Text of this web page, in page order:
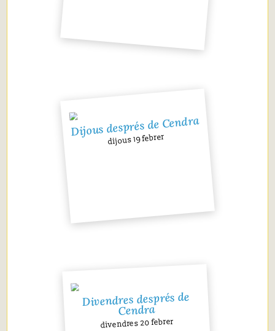
Dijous després de Cendra
dijous 19 febrer
Divendres després de
Cendra
divendres 20 febrer